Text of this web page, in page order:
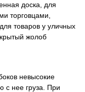
доска, для
торговцами,
товаров у уличных
жолоб
невысокие
с нее груза. При